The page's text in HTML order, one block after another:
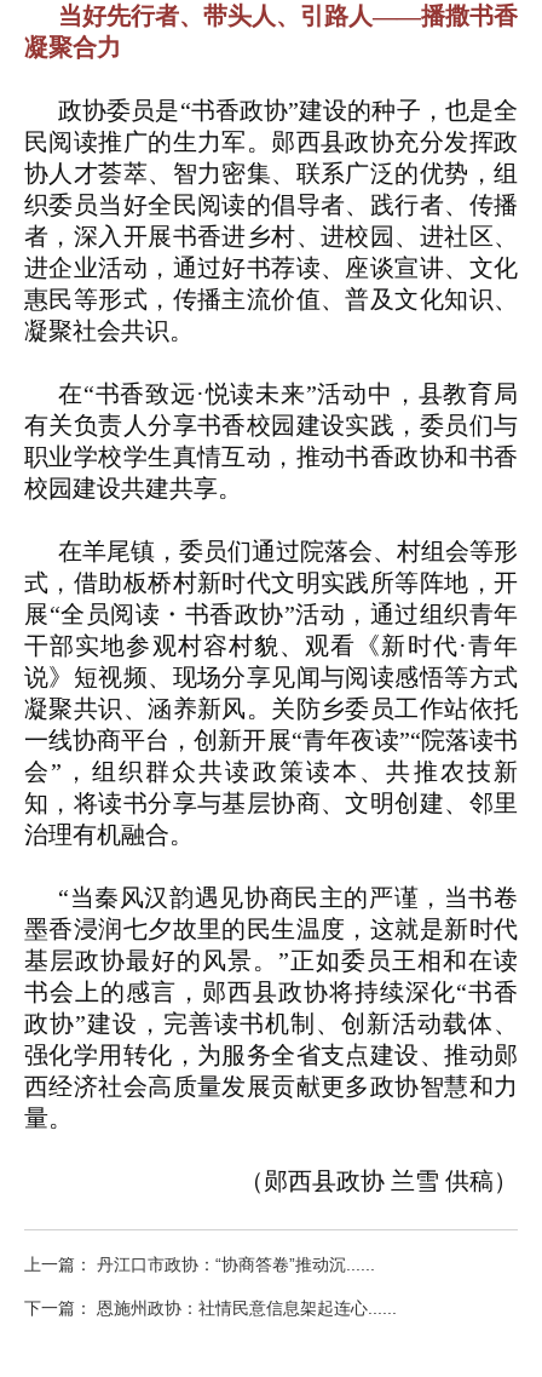
当好先行者、带头人、引路人——播撒书香
凝聚合力
政协委员是“书香政协”建设的种子，也是全
民阅读推广的生力军。郧西县政协充分发挥政
协人才荟萃、智力密集、联系广泛的优势，组
织委员当好全民阅读的倡导者、践行者、传播
者，深入开展书香进乡村、进校园、进社区、
进企业活动，通过好书荐读、座谈宣讲、文化
惠民等形式，传播主流价值、普及文化知识、
凝聚社会共识。
在“书香致远·悦读未来”活动中，县教育局
有关负责人分享书香校园建设实践，委员们与
职业学校学生真情互动，推动书香政协和书香
校园建设共建共享。
在羊尾镇，委员们通过院落会、村组会等形
式，借助板桥村新时代文明实践所等阵地，开
展“全员阅读・书香政协”活动，通过组织青年
干部实地参观村容村貌、观看《新时代·青年
说》短视频、现场分享见闻与阅读感悟等方式
凝聚共识、涵养新风。关防乡委员工作站依托
一线协商平台，创新开展“青年夜读”“院落读书
会”，组织群众共读政策读本、共推农技新
知，将读书分享与基层协商、文明创建、邻里
治理有机融合。
“当秦风汉韵遇见协商民主的严谨，当书卷
墨香浸润七夕故里的民生温度，这就是新时代
基层政协最好的风景。”正如委员王相和在读
书会上的感言，郧西县政协将持续深化“书香
政协”建设，完善读书机制、创新活动载体、
强化学用转化，为服务全省支点建设、推动郧
西经济社会高质量发展贡献更多政协智慧和力
量。
（郧西县政协 兰雪 供稿）
上一篇： 丹江口市政协：“协商答卷”推动沉......
下一篇： 恩施州政协：社情民意信息架起连心......